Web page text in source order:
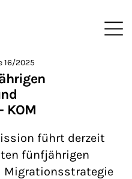
>
Nachrichten aus Brüssel
16/2025
KOM
führt derzeit
fünfjährigen
Migrationsstrategie